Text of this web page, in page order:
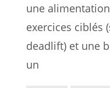
une
exercices ciblés
deadlift) et une
un